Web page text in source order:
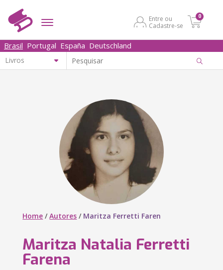
Entre ou
Cadastre-se
0
Brasil Portugal España Deutschland
Home /Autores / Maritza Ferretti Faren
Maritza Natalia Ferretti
Farena